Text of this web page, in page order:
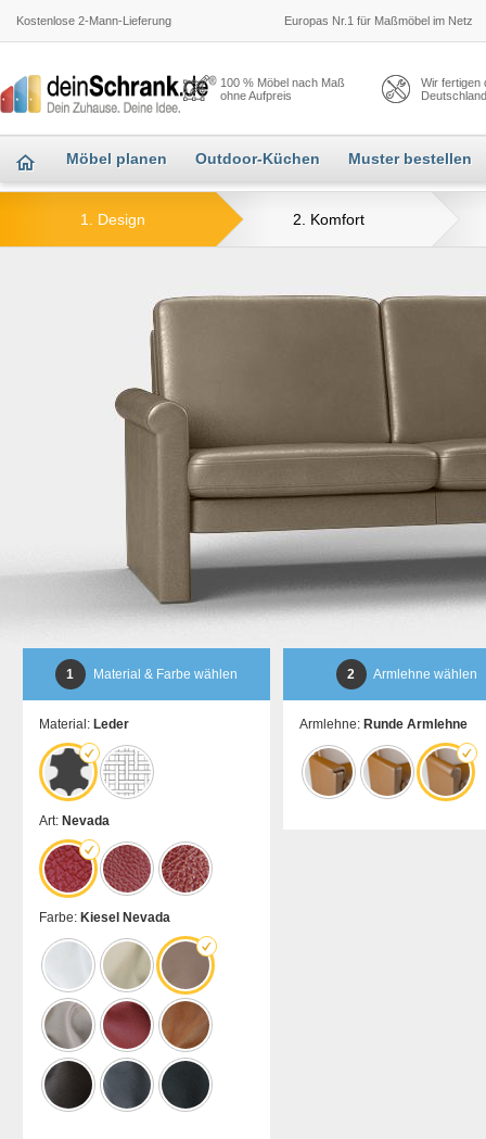
Kostenlose 2-Mann-Lieferung Europas Nr.1 für Maßmöbel im Netz
100 % Möbel nach Maß
ohne Aufpreis
Wir fertigen
Möbel planen Outdoor-Küchen Muster bestellen
2. Komfort
1. Design
1 Material & Farbe wählen
Material: Leder
Art: Nevada
Farbe: Kiesel Nevada
2 Armlehne wählen
Armlehne: Runde Armlehne